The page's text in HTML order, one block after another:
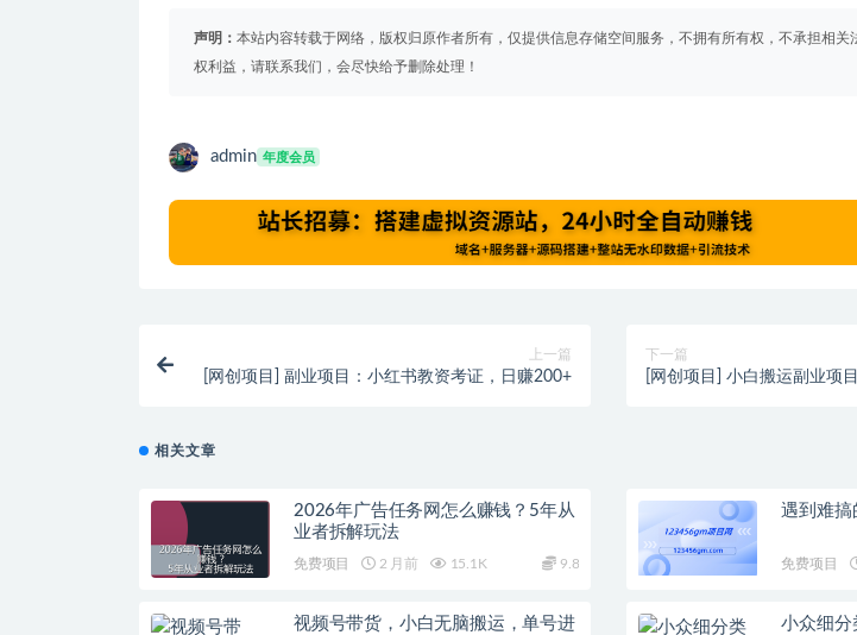
声明： 本站内容转载于网络，版权归原作者所有，仅提供信息存储空间服务，不拥有所有权，不承担相关
权利益，请联系我们，会尽快给予删除处理！
admin 年度会员
上一篇
[网创项目] 副业项目：小红书教资考证，日赚200+
下一篇
[网创项目] 小白搬运副业项
相关文章
2026年广告任务网怎么赚钱？5年从
业者拆解玩法
免费项目 2 月前 15.1K 9.8
遇到难搞
免费项目
视频号带货，小白无脑搬运，单号进
小众细分